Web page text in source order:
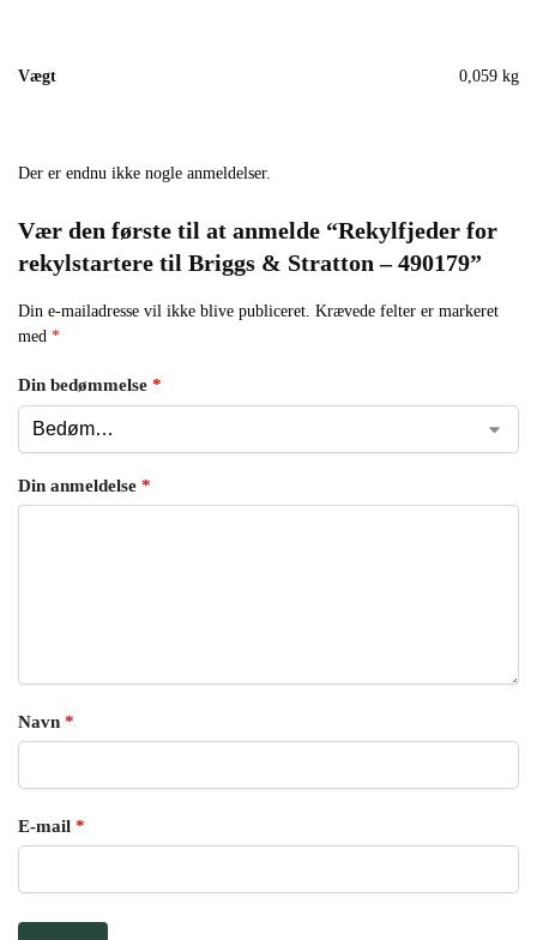
Vægt 0,059 kg
Der er endnu ikke nogle anmeldelser.
Vær den første til at anmelde “Rekylfjeder for
rekylstartere til Briggs & Stratton – 490179”
Din e-mailadresse vil ikke blive publiceret. Krævede felter er markeret
med *
Din bedømmelse *
Din anmeldelse *
Navn *
E-mail *